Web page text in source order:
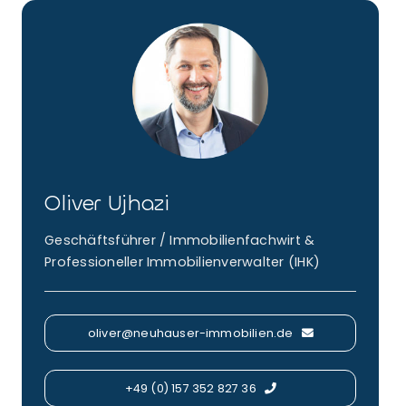
Oliver Ujhazi
Geschäftsführer / Immobilienfachwirt &
Professioneller Immobilienverwalter (IHK)
oliver@neuhauser-immobilien.de
+49 (0) 157 352 827 36